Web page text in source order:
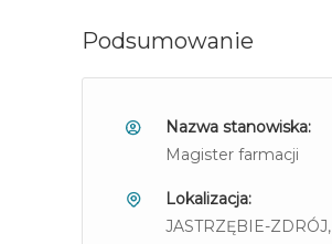
Podsumowanie
Nazwa stanowiska:
Magister farmacji
Lokalizacja:
JASTRZĘBIE-ZDRÓJ,